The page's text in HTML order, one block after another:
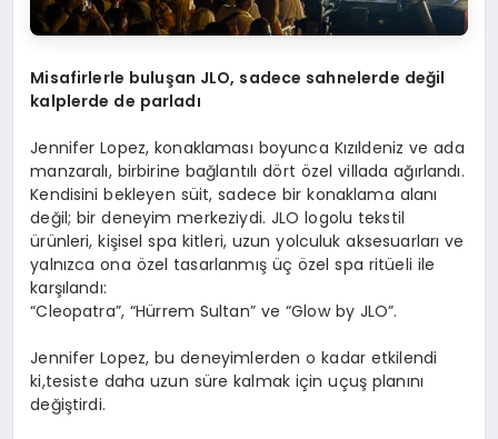
Misafirlerle buluşan JLO, sadece sahnelerde değil
kalplerde de parladı
Jennifer Lopez, konaklaması boyunca Kızıldeniz ve ada
manzaralı, birbirine bağlantılı dört özel villada ağırlandı.
Kendisini bekleyen süit, sadece bir konaklama alanı
değil; bir deneyim merkeziydi. JLO logolu tekstil
ürünleri, kişisel spa kitleri, uzun yolculuk aksesuarları ve
yalnızca ona özel tasarlanmış üç özel spa ritüeli ile
karşılandı:
“Cleopatra”, “Hürrem Sultan” ve “Glow by JLO”.
Jennifer Lopez, bu deneyimlerden o kadar etkilendi
ki,tesiste daha uzun süre kalmak için uçuş planını
değiştirdi.